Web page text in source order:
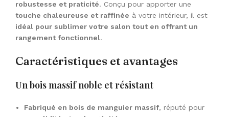
robustesse et praticité. Conçu pour apporter une
touche chaleureuse et raffinée à votre intérieur, il est
idéal pour sublimer votre salon tout en offrant un
rangement fonctionnel.
Caractéristiques et avantages
Un bois massif noble et résistant
Fabriqué en bois de manguier massif, réputé pour